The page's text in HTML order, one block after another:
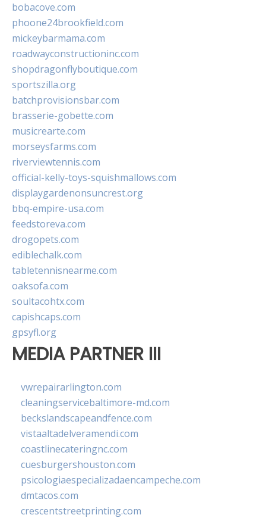
bobacove.com
phoone24brookfield.com
mickeybarmama.com
roadwayconstructioninc.com
shopdragonflyboutique.com
sportszilla.org
batchprovisionsbar.com
brasserie-gobette.com
musicrearte.com
morseysfarms.com
riverviewtennis.com
official-kelly-toys-squishmallows.com
displaygardenonsuncrest.org
bbq-empire-usa.com
feedstoreva.com
drogopets.com
ediblechalk.com
tabletennisnearme.com
oaksofa.com
soultacohtx.com
capishcaps.com
gpsyfl.org
MEDIA PARTNER III
vwrepairarlington.com
cleaningservicebaltimore-md.com
beckslandscapeandfence.com
vistaaltadelveramendi.com
coastlinecateringnc.com
cuesburgershouston.com
psicologiaespecializadaencampeche.com
dmtacos.com
crescentstreetprinting.com